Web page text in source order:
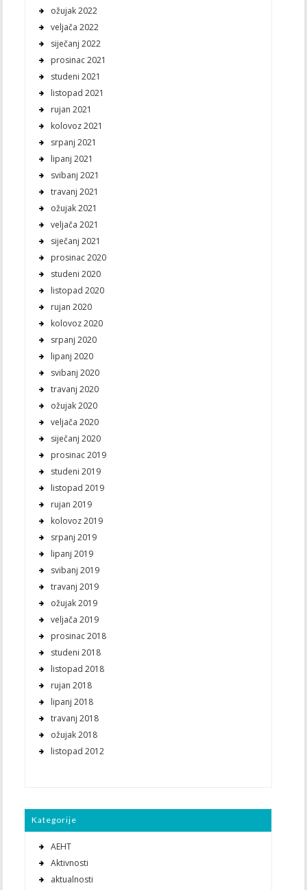
ožujak 2022
veljača 2022
siječanj 2022
prosinac 2021
studeni 2021
listopad 2021
rujan 2021
kolovoz 2021
srpanj 2021
lipanj 2021
svibanj 2021
travanj 2021
ožujak 2021
veljača 2021
siječanj 2021
prosinac 2020
studeni 2020
listopad 2020
rujan 2020
kolovoz 2020
srpanj 2020
lipanj 2020
svibanj 2020
travanj 2020
ožujak 2020
veljača 2020
siječanj 2020
prosinac 2019
studeni 2019
listopad 2019
rujan 2019
kolovoz 2019
srpanj 2019
lipanj 2019
svibanj 2019
travanj 2019
ožujak 2019
veljača 2019
prosinac 2018
studeni 2018
listopad 2018
rujan 2018
lipanj 2018
travanj 2018
ožujak 2018
listopad 2012
Kategorije
AEHT
Aktivnosti
aktualnosti